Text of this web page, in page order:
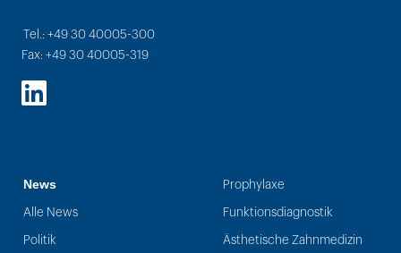
Tel.: +49 30 40005-300
Fax: +49 30 40005-319
LinkedIn
News
Alle News
Politik
Prophylaxe
Funktionsdiagnostik
Ästhetische Zahnmedizin